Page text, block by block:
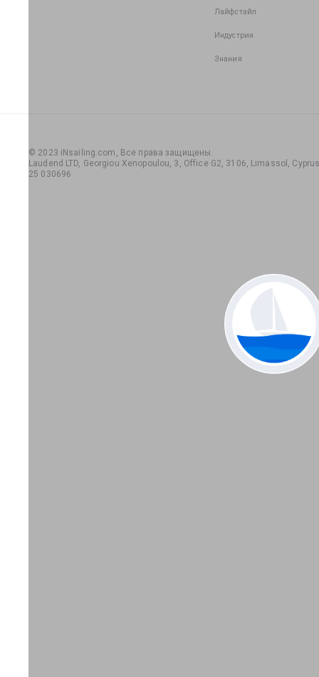
Лайфстайл
Индустрия
Знания
© 2023 iNsailing.com, Все права защищены.
Laudend LTD, Georgiou Xenopoulou, 3, Office G2, 3106, Limassol,
25 030696